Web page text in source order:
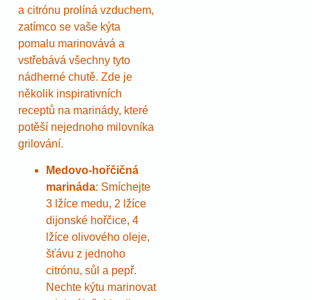
a citrónu prolíná vzduchem,
zatímco se vaše kýta
pomalu marinovává a
vstřebává všechny tyto
nádherné chutě. Zde je
několik inspirativních
receptů na marinády, které
potěší nejednoho milovníka
grilování.
Medovo-hořčičná
marináda: Smíchejte
3 lžíce medu, 2 lžíce
dijonské hořčice, 4
lžíce olivového oleje,
šťávu z jednoho
citrónu, sůl a pepř.
Nechte kýtu marinovat